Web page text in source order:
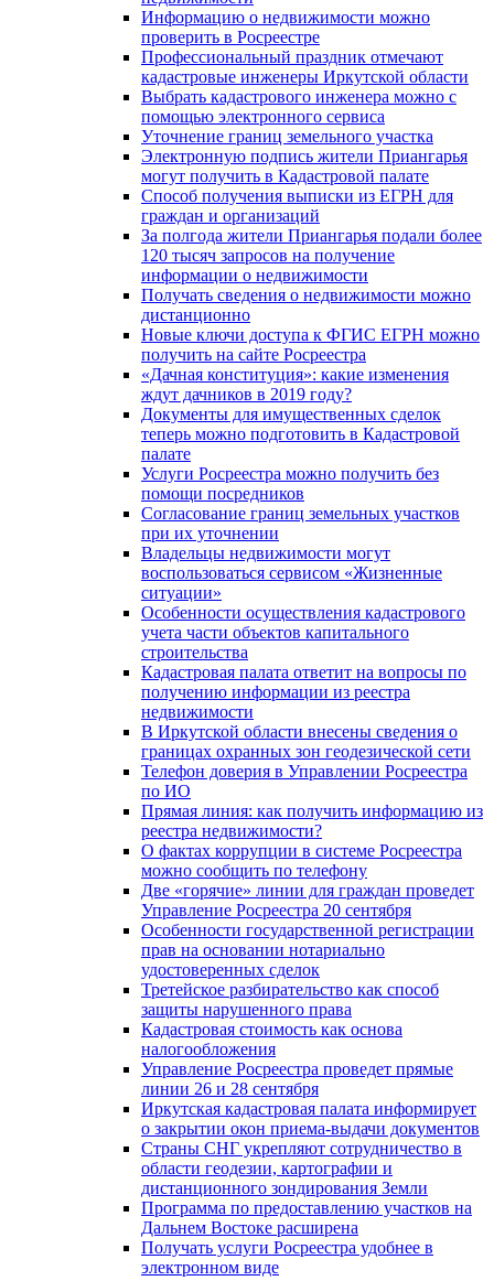
Информацию о недвижимости можно
проверить в Росреестре
Профессиональный праздник отмечают
кадастровые инженеры Иркутской области
Выбрать кадастрового инженера можно с
помощью электронного сервиса
Уточнение границ земельного участка
Электронную подпись жители Приангарья
могут получить в Кадастровой палате
Способ получения выписки из ЕГРН для
граждан и организаций
За полгода жители Приангарья подали более
120 тысяч запросов на получение
информации о недвижимости
Получать сведения о недвижимости можно
дистанционно
Новые ключи доступа к ФГИС ЕГРН можно
получить на сайте Росреестра
«Дачная конституция»: какие изменения
ждут дачников в 2019 году?
Документы для имущественных сделок
теперь можно подготовить в Кадастровой
палате
Услуги Росреестра можно получить без
помощи посредников
Согласование границ земельных участков
при их уточнении
Владельцы недвижимости могут
воспользоваться сервисом «Жизненные
ситуации»
Особенности осуществления кадастрового
учета части объектов капитального
строительства
Кадастровая палата ответит на вопросы по
получению информации из реестра
недвижимости
В Иркутской области внесены сведения о
границах охранных зон геодезической сети
Телефон доверия в Управлении Росреестра
по ИО
Прямая линия: как получить информацию из
реестра недвижимости?
О фактах коррупции в системе Росреестра
можно сообщить по телефону
Две «горячие» линии для граждан проведет
Управление Росреестра 20 сентября
Особенности государственной регистрации
прав на основании нотариально
удостоверенных сделок
Третейское разбирательство как способ
защиты нарушенного права
Кадастровая стоимость как основа
налогообложения
Управление Росреестра проведет прямые
линии 26 и 28 сентября
Иркутская кадастровая палата информирует
о закрытии окон приема-выдачи документов
Страны СНГ укрепляют сотрудничество в
области геодезии, картографии и
дистанционного зондирования Земли
Программа по предоставлению участков на
Дальнем Востоке расширена
Получать услуги Росреестра удобнее в
электронном виде